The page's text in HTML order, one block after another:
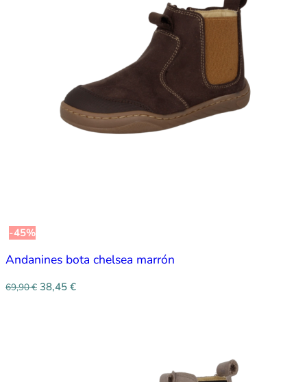
-45%
Andanines bota chelsea marrón
69,90€ 38,45 €